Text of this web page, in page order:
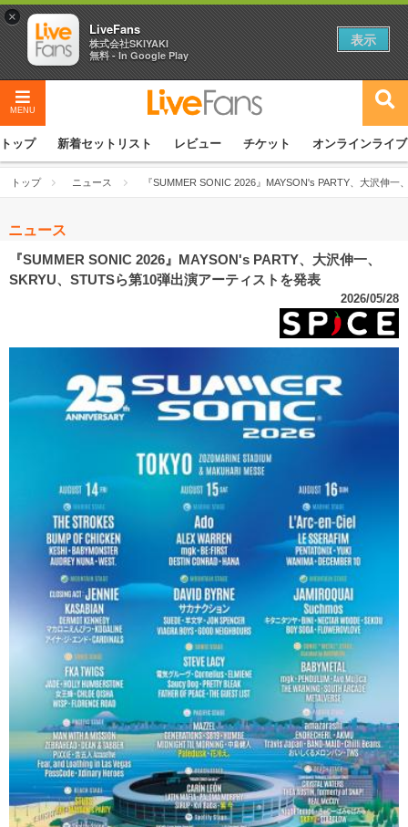
MENU
トップ 新着セットリスト レビュー チケット オンラインライブ
トップ ニュース 『SUMMER SONIC 2026』MAYSON's PARTY、大沢伸
ニュース
『SUMMER SONIC 2026』MAYSON's PARTY、大沢伸一、
SKRYU、STUTSら第10弾出演アーティストを発表
2026/05/28
×
LiveFans
株式会社SKIYAKI
無料 - In Google Play
表示